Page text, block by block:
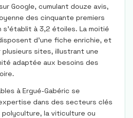
Google, cumulant douze avis,
des cinquante premiers
à 3,2 étoiles. La moitié
d’une fiche enrichie, et
sites, illustrant une
adaptée aux besoins des
à Ergué-Gabéric se
dans des secteurs clés
polyculture, la viticulture ou